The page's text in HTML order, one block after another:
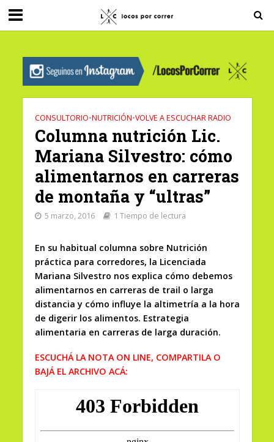
G-0X2PD3RFLV
CONSULTORIO•NUTRICIÓN•VOLVE A ESCUCHAR RADIO
Columna nutrición Lic.
Mariana Silvestro: cómo
alimentarnos en carreras
de montaña y “ultras”
5 marzo, 2016 1 Tiempo de lectura
En su habitual columna sobre Nutrición
práctica para corredores, la Licenciada
Mariana Silvestro nos explica cómo debemos
alimentarnos en carreras de trail o larga
distancia y cómo influye la altimetría a la hora
de digerir los alimentos. Estrategia
alimentaria en carreras de larga duración.
ESCUCHÁ LA NOTA ON LINE, COMPARTILA O
BAJÁ EL ARCHIVO ACÁ: